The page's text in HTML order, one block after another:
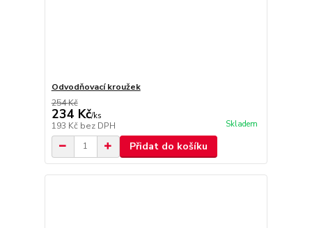
Odvodňovací kroužek
254 Kč
234 Kč/ks
193 Kč bez DPH Skladem
Přidat do košíku